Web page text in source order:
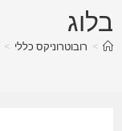
בלוג
> רובוטרוניקס כללי >